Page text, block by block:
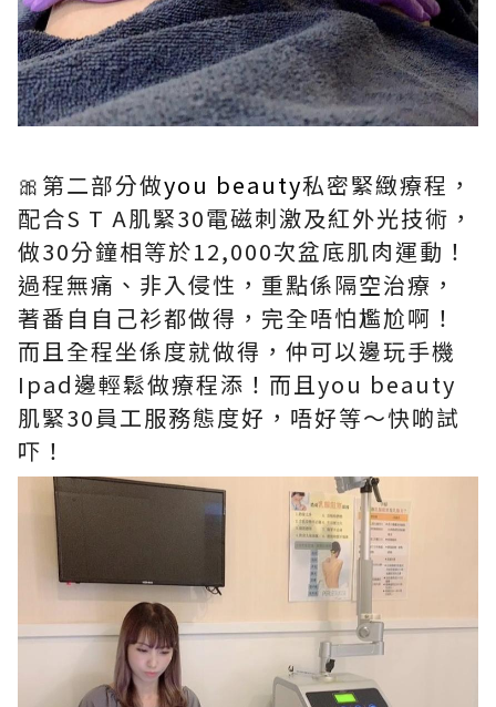
🎀 第二部分做you beauty私密緊緻療程，
配合S T A肌緊30電磁刺激及紅外光技術，
做30分鐘相等於12,000次盆底肌肉運動！
過程無痛、非入侵性，重點係隔空治療，
著番自自己衫都做得，完全唔怕尷尬啊！
而且全程坐係度就做得，仲可以邊玩手機
Ipad邊輕鬆做療程添！而且you beauty
肌緊30員工服務態度好，唔好等～快啲試
吓！